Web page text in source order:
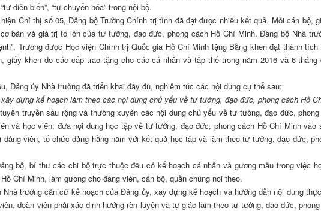
diễn biến”, “tự chuyển hóa” trong nội bộ.
Chỉ thị số 05, Đảng bộ Trường Chính trị tỉnh đã đạt được nhiều kết quả. Mỗi cán bộ,
bản và giá trị to lớn của tư tưởng, đạo đức, phong cách Hồ Chí Minh. Đảng bộ Nhà
Trường được Học viện Chính trị Quốc gia Hồ Chí Minh tặng Bằng khen đạt thành
giấy khen do các cấp trao tặng cho các cá nhân và tập thể trong năm 2016 và 6 tháng
Đảng ủy Nhà trường đã triển khai đầy đủ, nghiêm túc các nội dung cụ thể sau:
dựng kế hoạch làm theo các nội dung chủ yếu về tư tưởng, đạo đức, phong cách Hồ
truyền sâu rộng và thường xuyên các nội dung chủ yếu về tư tưởng, đạo đức,
và học viên; đưa nội dung học tập về tư tưởng, đạo đức, phong cách Hồ Chí Minh vào
viên, tổ chức đảng hằng năm với kết quả học tập và làm theo tư tưởng, đạo đức,
bộ, bí thư các chi bộ trực thuộc đều có kế hoạch cá nhân và gương mẫu trong việc
Chí Minh, làm gương cho đảng viên, cán bộ, quần chúng noi theo.
trường căn cứ kế hoạch của Đảng ủy, xây dựng kế hoạch và hướng dẫn nội dung
đoàn viên phải xác định hướng rèn luyện và tự giác làm theo tư tưởng, đạo đức,